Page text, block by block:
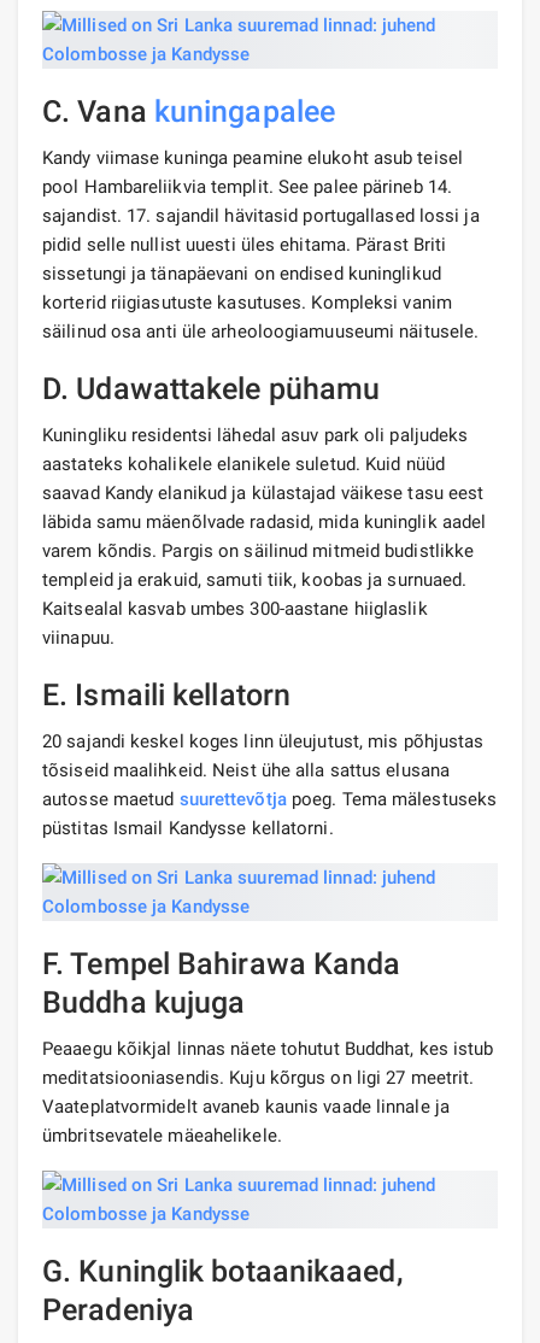
C. Vana kuningapalee
Kandy viimase kuninga peamine elukoht asub teisel
pool Hambareliikvia templit. See palee pärineb 14.
sajandist. 17. sajandil hävitasid portugallased lossi ja
pidid selle nullist uuesti üles ehitama. Pärast Briti
sissetungi ja tänapäevani on endised kuninglikud
korterid riigiasutuste kasutuses. Kompleksi vanim
säilinud osa anti üle arheoloogiamuuseumi näitusele.
D. Udawattakele pühamu
Kuningliku residentsi lähedal asuv park oli paljudeks
aastateks kohalikele elanikele suletud. Kuid nüüd
saavad Kandy elanikud ja külastajad väikese tasu eest
läbida samu mäenõlvade radasid, mida kuninglik aadel
varem kõndis. Pargis on säilinud mitmeid budistlikke
templeid ja erakuid, samuti tiik, koobas ja surnuaed.
Kaitsealal kasvab umbes 300-aastane hiiglaslik
viinapuu.
E. Ismaili kellatorn
20 sajandi keskel koges linn üleujutust, mis põhjustas
tõsiseid maalihkeid. Neist ühe alla sattus elusana
autosse maetud suurettevõtjapoeg. Tema mälestuseks
püstitas Ismail Kandysse kellatorni.
F. Tempel Bahirawa Kanda
Buddha kujuga
Peaaegu kõikjal linnas näete tohutut Buddhat, kes istub
meditatsiooniasendis. Kuju kõrgus on ligi 27 meetrit.
Vaateplatvormidelt avaneb kaunis vaade linnale ja
ümbritsevatele mäeahelikele.
G. Kuninglik botaanikaaed,
Peradeniya